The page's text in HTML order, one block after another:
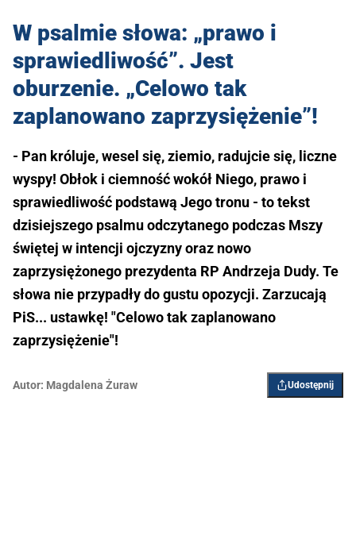
W psalmie słowa: „prawo i
sprawiedliwość”. Jest
oburzenie. „Celowo tak
zaplanowano zaprzysiężenie”!
- Pan króluje, wesel się, ziemio, radujcie się, liczne
wyspy! Obłok i ciemność wokół Niego, prawo i
sprawiedliwość podstawą Jego tronu - to tekst
dzisiejszego psalmu odczytanego podczas Mszy
świętej w intencji ojczyzny oraz nowo
zaprzysiężonego prezydenta RP Andrzeja Dudy. Te
słowa nie przypadły do gustu opozycji. Zarzucają
PiS... ustawkę! "Celowo tak zaplanowano
zaprzysiężenie"!
Autor: Magdalena Żuraw Udostępnij